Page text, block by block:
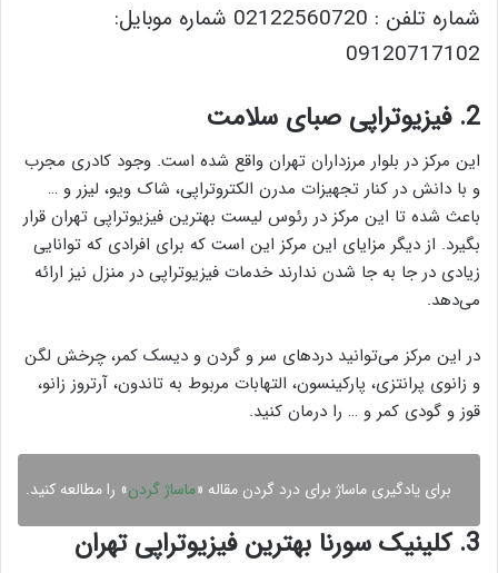
شماره تلفن : 02122560720 شماره موبایل:
09120717102
2. فیزیوتراپی صبای سلامت
این مرکز در بلوار مرزداران تهران واقع شده است. وجود کادری مجرب
و با دانش در کنار تجهیزات مدرن الکتروتراپی، شاک ویو، لیزر و …
باعث شده تا این مرکز در رئوس لیست بهترین فیزیوتراپی تهران قرار
بگیرد. از دیگر مزایای این مرکز این است که برای افرادی که توانایی
زیادی در جا به جا شدن ندارند خدمات فیزیوتراپی در منزل نیز ارائه
می‌دهد.
در این مرکز می‌توانید دردهای سر و گردن و دیسک کمر، چرخش لگن
و زانوی پرانتزی، پارکینسون، التهابات مربوط به تاندون، آرتروز زانو،
قوز و گودی کمر و … را درمان کنید.
برای یادگیری ماساژ برای درد گردن مقاله «ماساژ گردن» را مطالعه کنید.
3. کلینیک سورنا بهترین فیزیوتراپی تهران